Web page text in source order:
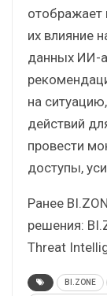
отображает
их влияние
данных ИИ-
на
действий
провести
доступы,
Ранее
решения:
Threat
BI.ZONE